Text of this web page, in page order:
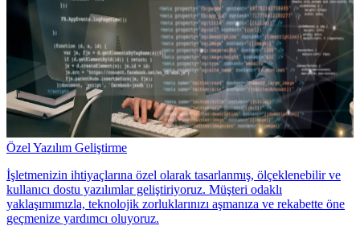
Özel Yazılım Geliştirme
İşletmenizin ihtiyaçlarına özel olarak tasarlanmış, ölçeklenebilir ve
kullanıcı dostu yazılımlar geliştiriyoruz. Müşteri odaklı
yaklaşımımızla, teknolojik zorluklarınızı aşmanıza ve rekabette öne
geçmenize yardımcı oluyoruz.